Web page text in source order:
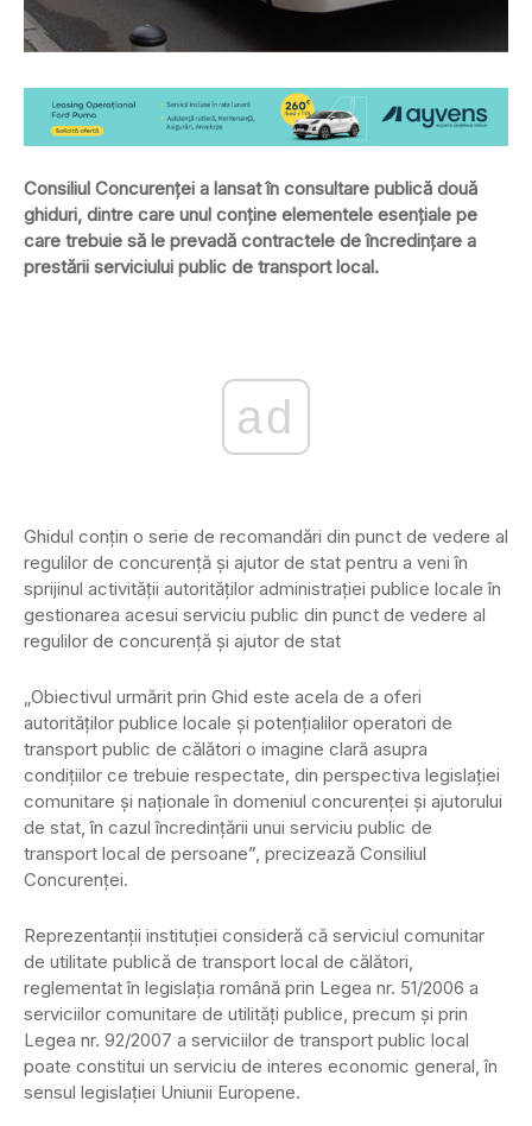
Consiliul Concurenţei a lansat în consultare publică două
ghiduri, dintre care unul conţine elementele esenţiale pe
care trebuie să le prevadă contractele de încredinţare a
prestării serviciului public de transport local.
ad
Ghidul conţin o serie de recomandări din punct de vedere al
regulilor de concurenţă şi ajutor de stat pentru a veni în
sprijinul activităţii autorităţilor administraţiei publice locale în
gestionarea acesui serviciu public din punct de vedere al
regulilor de concurenţă şi ajutor de stat
„Obiectivul urmărit prin Ghid este acela de a oferi
autorităţilor publice locale şi potenţialilor operatori de
transport public de călători o imagine clară asupra
condiţiilor ce trebuie respectate, din perspectiva legislaţiei
comunitare şi naţionale în domeniul concurenţei şi ajutorului
de stat, în cazul încredinţării unui serviciu public de
transport local de persoane”, precizează Consiliul
Concurenţei.
Reprezentanţii instituţiei consideră că serviciul comunitar
de utilitate publică de transport local de călători,
reglementat în legislaţia română prin Legea nr. 51/2006 a
serviciilor comunitare de utilităţi publice, precum şi prin
Legea nr. 92/2007 a serviciilor de transport public local
poate constitui un serviciu de interes economic general, în
sensul legislaţiei Uniunii Europene.